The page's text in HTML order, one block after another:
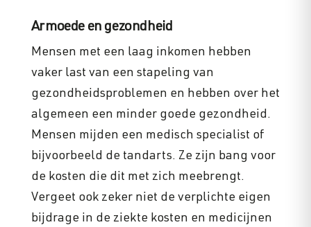
Armoede en gezondheid
Mensen met een laag inkomen hebben
vaker last van een stapeling van
gezondheidsproblemen en hebben over het
algemeen een minder goede gezondheid.
Mensen mijden een medisch specialist of
bijvoorbeeld de tandarts. Ze zijn bang voor
de kosten die dit met zich meebrengt.
Vergeet ook zeker niet de verplichte eigen
bijdrage in de ziekte kosten en medicijnen